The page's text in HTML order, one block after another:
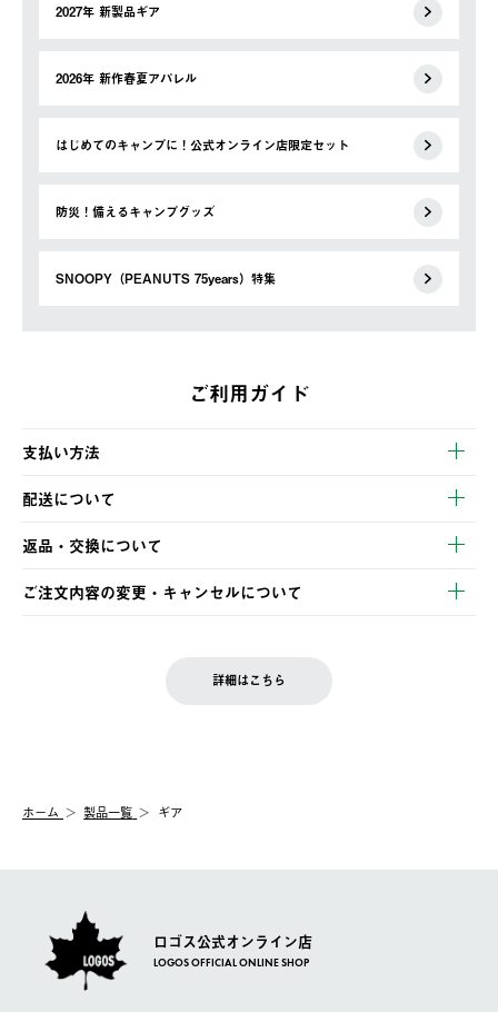
2027年 新製品ギア
2026年 新作春夏アパレル
はじめてのキャンプに！公式オンライン店限定セット
防災！備えるキャンプグッズ
SNOOPY（PEANUTS 75years）特集
ご利用ガイド
支払い方法
以下のいずれかの方法でお支払いいただけます。
・クレジットカード決済
・コンビニ決済
・Pay-easy決済
配送について
【発送スケジュール】
ご注文・ご入金完了より2営業日以内に商品を発送いたします。
土日祝の発送はございませんので、木曜日以降のご注文は週明け
の発送となる場合がございます。
【配送業者】
佐川急便にて配送されます。
返品・交換について
※お客様都合の場合
お客様都合の返品にかかる送料は、お客様ご負担とさせていただ
一度お手元の商品を返品いただき、ご希望商品を再注文してくだ
ご注文内容の変更・キャンセルについて
LOGOS FAMILY会員の方は、会員マイページ内 購入履歴画面に
詳細はこちら
ホーム 製品一覧 ギア
ロゴス公式オンライン店
LOGOS OFFICIAL ONLINE SHOP